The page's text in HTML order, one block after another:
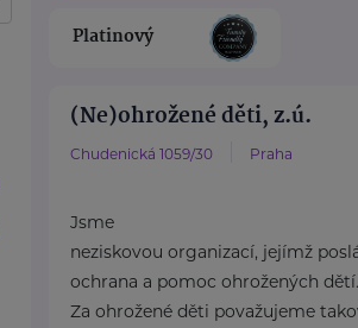
Platinový
(Ne)ohrožené děti, z.ú.
Chudenická 1059/30 Praha
Jsme
neziskovou organizací, jejímž
ochrana a pomoc ohrožených dětí.
Za ohrožené děti považujeme